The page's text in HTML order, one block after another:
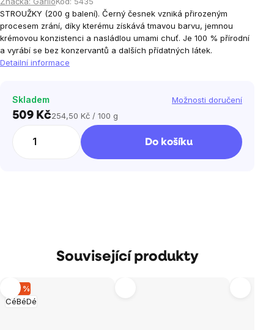
STROUŽKY (200 g balení). Černý česnek vzniká přirozeným
procesem zrání, díky kterému získává tmavou barvu, jemnou
krémovou konzistenci a nasládlou umami chuť. Je 100 % přírodní
a vyrábí se bez konzervantů a dalších přídatných látek.
Detailní informace
Skladem Možnosti doručení
509 KčMěrná
254,50 Kč / 100 g
Do košíku
Související produkty
CéBéDé
–33 %